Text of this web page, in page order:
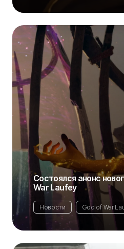
Состоялся анонс
War Laufey
Новости God of War